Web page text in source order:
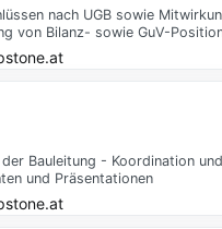
nach UGB sowie
von Bilanz- sowie GuV-
Bauleitung - Koordination
und Präsentationen